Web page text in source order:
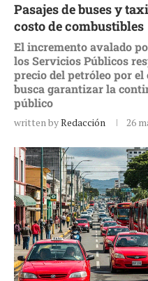
Pasajes de buses y
costo de combustibles
El incremento avalado
los Servicios Públicos
precio del petróleo por
busca garantizar la
público
written byRedacción 26